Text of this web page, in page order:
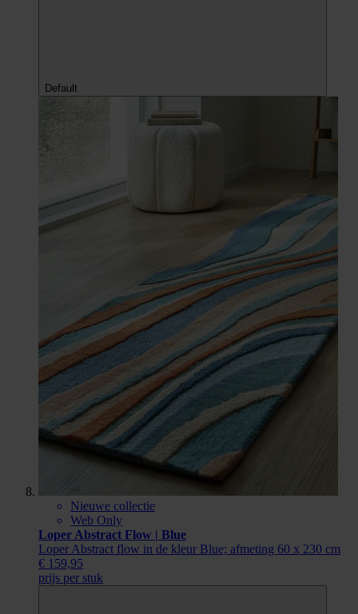
Default
Nieuwe collectie
Web Only
Loper Abstract Flow | Blue
Loper Abstract flow in de kleur Blue; afmeting 60 x 230 cm
€ 159,95
prijs per stuk